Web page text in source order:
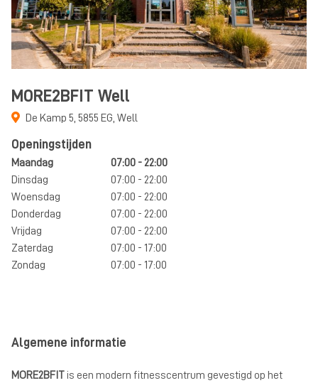
MORE2BFIT Well
De Kamp 5, 5855 EG, Well
Openingstijden
Maandag
07:00 - 22:00
Dinsdag
07:00 - 22:00
Woensdag
07:00 - 22:00
Donderdag
07:00 - 22:00
Vrijdag
07:00 - 22:00
Zaterdag
07:00 - 17:00
Zondag
07:00 - 17:00
Algemene informatie
MORE2BFITis een modern fitnesscentrum gevestigd op het